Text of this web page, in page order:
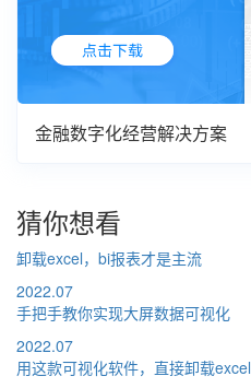
金融数字化经营解决方案
猜你想看
卸载excel，bi报表才是主流
2022.07
手把手教你实现大屏数据可视化
2022.07
用这款可视化软件，直接卸载excel